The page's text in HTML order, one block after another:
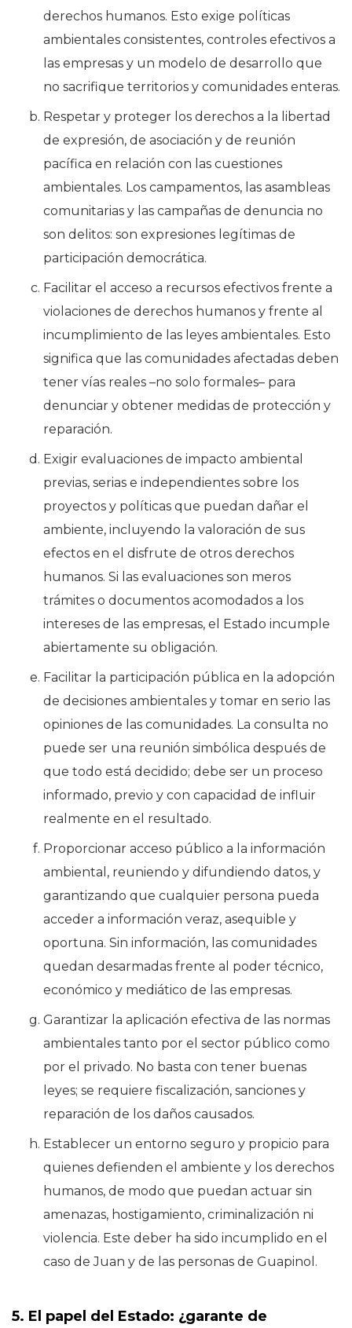
derechos humanos. Esto exige políticas
ambientales consistentes, controles efectivos a
las empresas y un modelo de desarrollo que
no sacrifique territorios y comunidades enteras.
Respetar y proteger los derechos a la libertad
de expresión, de asociación y de reunión
pacífica en relación con las cuestiones
ambientales. Los campamentos, las asambleas
comunitarias y las campañas de denuncia no
son delitos: son expresiones legítimas de
participación democrática.
Facilitar el acceso a recursos efectivos frente a
violaciones de derechos humanos y frente al
incumplimiento de las leyes ambientales. Esto
significa que las comunidades afectadas deben
tener vías reales –no solo formales– para
denunciar y obtener medidas de protección y
reparación.
Exigir evaluaciones de impacto ambiental
previas, serias e independientes sobre los
proyectos y políticas que puedan dañar el
ambiente, incluyendo la valoración de sus
efectos en el disfrute de otros derechos
humanos. Si las evaluaciones son meros
trámites o documentos acomodados a los
intereses de las empresas, el Estado incumple
abiertamente su obligación.
Facilitar la participación pública en la adopción
de decisiones ambientales y tomar en serio las
opiniones de las comunidades. La consulta no
puede ser una reunión simbólica después de
que todo está decidido; debe ser un proceso
informado, previo y con capacidad de influir
realmente en el resultado.
Proporcionar acceso público a la información
ambiental, reuniendo y difundiendo datos, y
garantizando que cualquier persona pueda
acceder a información veraz, asequible y
oportuna. Sin información, las comunidades
quedan desarmadas frente al poder técnico,
económico y mediático de las empresas.
Garantizar la aplicación efectiva de las normas
ambientales tanto por el sector público como
por el privado. No basta con tener buenas
leyes; se requiere fiscalización, sanciones y
reparación de los daños causados.
Establecer un entorno seguro y propicio para
quienes defienden el ambiente y los derechos
humanos, de modo que puedan actuar sin
amenazas, hostigamiento, criminalización ni
violencia. Este deber ha sido incumplido en el
caso de Juan y de las personas de Guapinol.
5. El papel del Estado: ¿garante de